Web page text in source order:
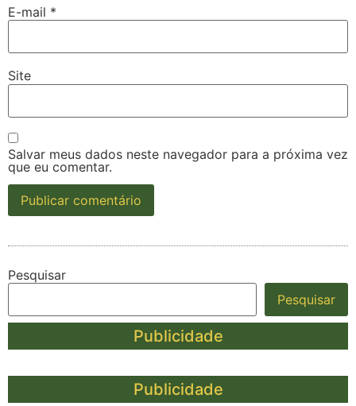
E-mail *
Site
Salvar meus dados neste navegador para a próxima vez
que eu comentar.
Pesquisar
Pesquisar
Publicidade
Publicidade